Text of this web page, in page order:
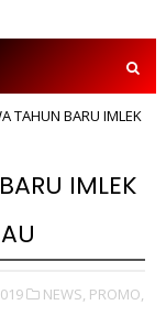
TAHUN BARU IMLEK
IMLEK
NEWS, PROMO,